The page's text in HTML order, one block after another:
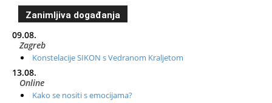
Zanimljiva događanja
09.08.
Zagreb
Konstelacije SIKON s Vedranom Kraljetom
13.08.
Online
Kako se nositi s emocijama?